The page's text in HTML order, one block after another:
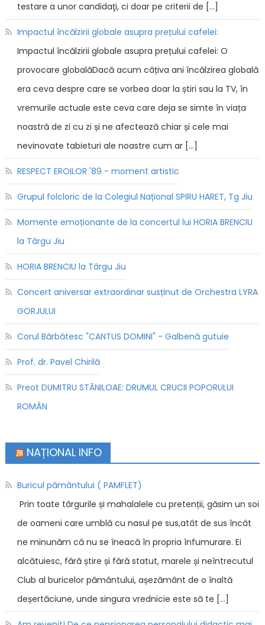
testare a unor candidaţi, ci doar pe criterii de […]
Impactul încălzirii globale asupra prețului cafelei:
Impactul încălzirii globale asupra prețului cafelei: O
provocare globalăDacă acum câțiva ani încălzirea globală
era ceva despre care se vorbea doar la știri sau la TV, în
vremurile actuale este ceva care deja se simte în viața
noastră de zi cu zi și ne afectează chiar și cele mai
nevinovate tabieturi ale noastre cum ar […]
RESPECT EROILOR '89 - moment artistic
Grupul folcloric de la Colegiul Național SPIRU HARET, Tg Jiu
Momente emoționante de la concertul lui HORIA BRENCIU
la Târgu Jiu
HORIA BRENCIU la Târgu Jiu
Concert aniversar extraordinar susținut de Orchestra LYRA
GORJULUI
Corul Bărbătesc "CANTUS DOMINI" - Galbenă gutuie
Prof. dr. Pavel Chirilă
Preot DUMITRU STĂNILOAE: DRUMUL CRUCII POPORULUI
ROMÂN
NAȚIONAL INFO
Buricul pământului ( PAMFLET)
Prin toate târgurile și mahalalele cu pretenții, găsim un soi
de oameni care umblă cu nasul pe sus,atât de sus încât
ne minunăm că nu se îneacă în propria înfumurare. Ei
alcătuiesc, fără știre și fără statut, marele și neîntrecutul
Club al buricelor pământului, așezământ de o înaltă
deșertăciune, unde singura vrednicie este să te […]